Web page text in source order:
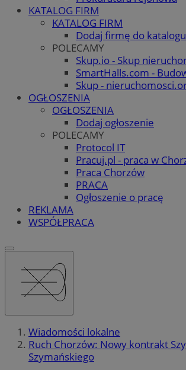
KATALOG FIRM
KATALOG FIRM
Dodaj firmę do katalogu
POLECAMY
Skup.io - Skup
SmartHalls.com -
Skup -
OGŁOSZENIA
OGŁOSZENIA
Dodaj ogłoszenie
POLECAMY
Protocol IT
Pracuj.pl - praca w
Praca Chorzów
PRACA
Ogłoszenie o pracę
REKLAMA
WSPÓŁPRACA
Wiadomości lokalne
Ruch Chorzów: Nowy kontrakt
Szymańskiego